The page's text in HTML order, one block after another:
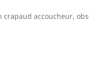
accoucheur,